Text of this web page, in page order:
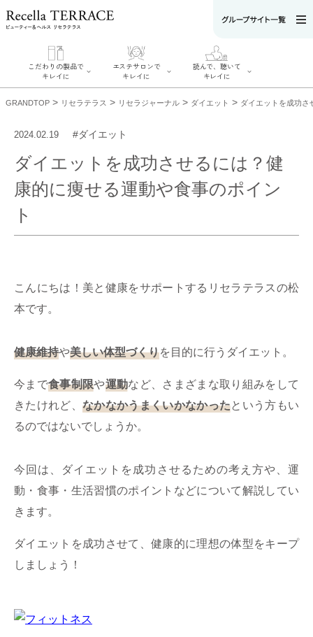
こだわりの製品で
キレイに
こだわりの製品
でキレイに
SERIES#01 私た
SERIES#02 水へ
SERIES#03 無
エステサロンで
キレイに
エステサロンで
キレイに
リフティング認
いるサロンを探
は？
読んで、聴いて
キレイに
読んで、聴いてキ
レイに
一覧
ニキビ 日焼け 首
のしわ 敏感肌 た
GRANDTOP > リセラテラス > リセラジャーナル > ダイエット > ダイエットを成功さ
2024.02.19 #ダイエット
ダイエットを成功させるには？健
康的に痩せる運動や食事のポイン
ト
こんにちは！美と健康をサポートするリセラテラスの松
本です。
健康維持や美しい体型づくりを目的に行うダイエット。
今まで食事制限や運動など、さまざまな取り組みをして
きたけれど、 なかなかうまくいかなかったという方もい
るのではないでしょうか。
今回は、ダイエットを成功させるための考え方や、運
動・食事・生活習慣のポイントなどについて解説してい
きます。
ダイエットを成功させて、健康的に理想の体型をキープ
しましょう！